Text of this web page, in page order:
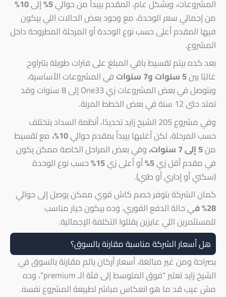
المشروعات، وبشكل عام، المقدم بيبدأ من حوالي إلى10%
من إجمالي سعر الوحدة، مع وجود بعض الحالات اللي بيكون
فيها المقدم أعلى حسب نوع الوحدة أو المرحلة المطروحة داخل
المشروع.
بعد كده بيتم تقسيط باقي المبلغ على فترات طويلة بتتراوح
غالبًا بين
في المشروعات الأساسية،
وبتوصل في بعض المشروعات زي One33 إلى 8 سنوات وقد
تمتد حتى 12 سنة في بعض الخطط المرنة.
وفي مشروع 205 الشيخ زايد تحديدًا، أنظمة السداد بتختلف
حسب المرحلة، لكن أغلبها بيبدأ بمقدم حوالي10%،
مع تقسيط
من
وفي بعض المراحل الخاصة ممكن يكون
في مقدم أقل زي
أو أعلى زي15% حسب نوع الوحدة
(سكني أو إداري أو طبي).
كمان الشركة بتوفر خصم كاش قوي ممكن يوصل إلى حوالي
28% ف
ي حالة الدفع الفوري، وده بيكون خيار مناسب
للمستثمرين اللي عايزين يقللوا التكلفة الإجمالية.
هل أسعار الشركة مناسبة مقارنة بالسوق؟
بصراحة ومن غير مبالغة، أسعار أركان بالم مقارنة بالسوق في
الشيخ زايد تعتبر “فوق المتوسط إلى فئة الـ premium”، وده
مش عيب قد ما هو انعكاس مباشر لطبيعة المشروع نفسه.